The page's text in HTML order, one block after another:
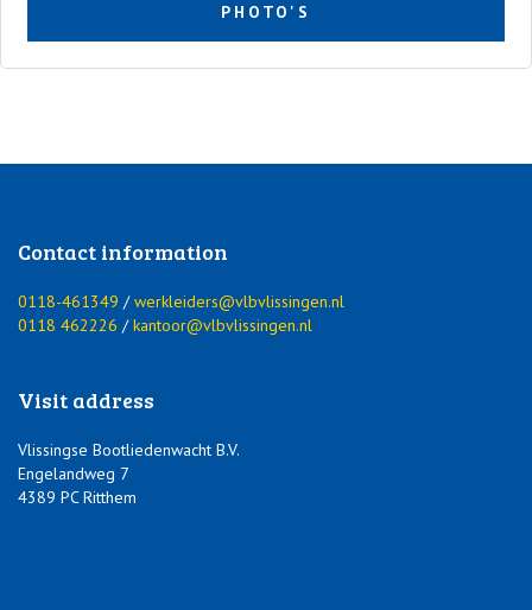
PHOTO'S
Contact information
0118-461349 /werkleiders@vlbvlissingen.nl
0118 462226 /kantoor@vlbvlissingen.nl
Visit address
Vlissingse Bootliedenwacht B.V.
Engelandweg 7
4389 PC Ritthem